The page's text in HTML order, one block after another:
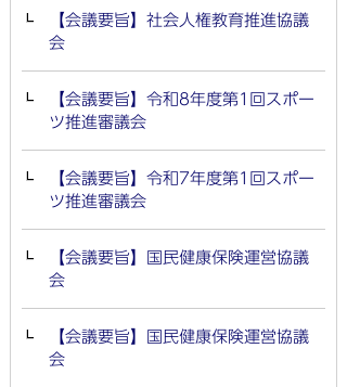
【会議要旨】社会人権教育推進協議
会
【会議要旨】令和8年度第1回スポー
ツ推進審議会
【会議要旨】令和7年度第1回スポー
ツ推進審議会
【会議要旨】国民健康保険運営協議
会
【会議要旨】国民健康保険運営協議
会